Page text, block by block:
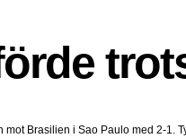
Brasilien i Sao Paulo med 2-1.